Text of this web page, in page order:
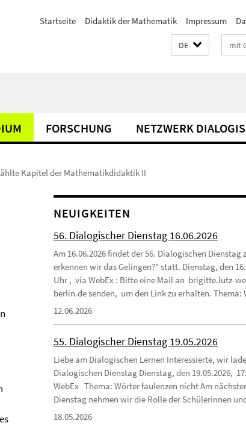
Startseite Didaktik der Mathematik Impressum
DE
FORSCHUNG NETZWERK
Kapitel der Mathematikdidaktik II
NEUIGKEITEN
56. Dialogischer Dienstag 16.06.2026
Am 16.06.2026 findet der 56. Dialogischen Dienstag
erkennen wir das Gelingen?" statt. Dienstag, den
Uhr , via WebEx : Bitte eine Mail an brigitte.lutz-
berlin.de senden, um den Link zu erhalten. Thema:
12.06.2026
55. Dialogischer Dienstag 19.05.2026
Liebe am Dialogischen Lernen Interessierte, wir
Dialogischen Dienstag Dienstag, den 19.05.2026,
WebEx Thema: Wörter faulenzen nicht Am
Dienstag nehmen wir die Rolle der Schülerinnen
18.05.2026